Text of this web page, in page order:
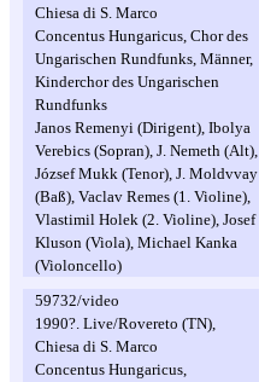
Chiesa di S. Marco
Concentus Hungaricus, Chor des
Ungarischen Rundfunks, Männer,
Kinderchor des Ungarischen
Rundfunks
Janos Remenyi (Dirigent), Ibolya
Verebics (Sopran), J. Nemeth (Alt),
József Mukk (Tenor), J. Moldvvay
(Baß), Vaclav Remes (1. Violine),
Vlastimil Holek (2. Violine), Josef
Kluson (Viola), Michael Kanka
(Violoncello)
59732/video
1990?. Live/Rovereto (TN),
Chiesa di S. Marco
Concentus Hungaricus,